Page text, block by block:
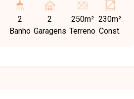
boa infraestrutura e se destaca como
uma ótima opção para empresas e
negócios que buscam praticidade,
2
Banho
2
Garagens
250m²
Terreno
230m²
Const.